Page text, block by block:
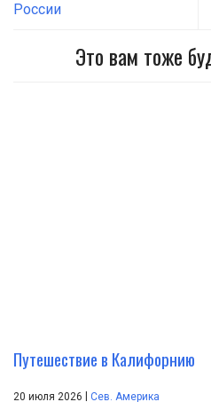
России
Это вам тоже
Путешествие в Калифорнию
20 июля 2026 Сев. Америка